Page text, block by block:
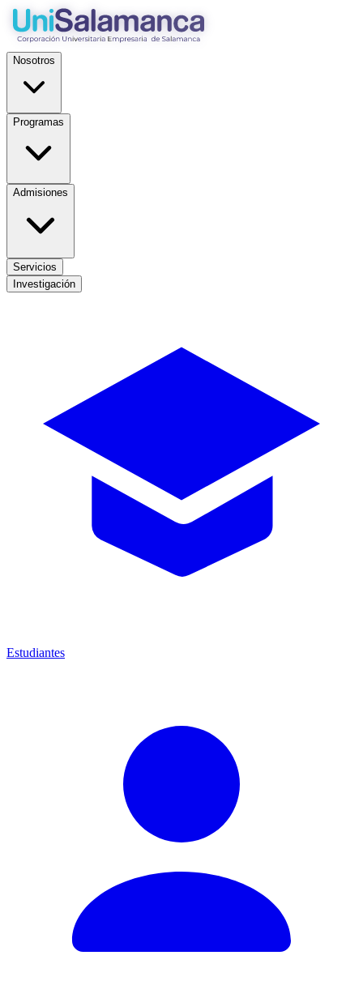
Nosotros
Programas
Admisiones
Servicios
Investigación
Estudiantes